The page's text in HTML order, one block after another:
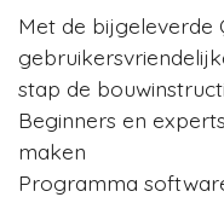
Met de bijgeleverde
stap de
Beginners en
maken
Programma